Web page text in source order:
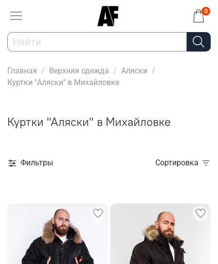
0
Главная Верхняя одежда
Аляски
Куртки "Аляски" в Михайловке
Куртки "Аляски" в Михайловке
Фильтры Сортировка